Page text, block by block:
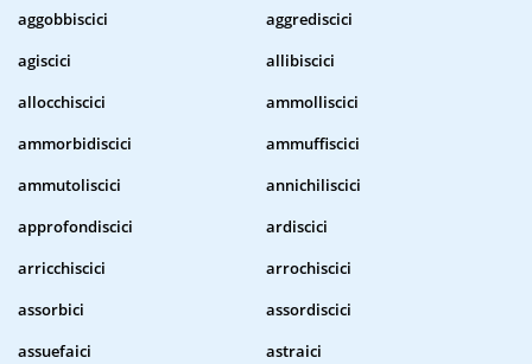
aggobbiscici
aggrediscici
agiscici
allibiscici
allocchiscici
ammolliscici
ammorbidiscici
ammuffiscici
ammutoliscici
annichiliscici
approfondiscici
ardiscici
arricchiscici
arrochiscici
assorbici
assordiscici
assuefaici
astraici